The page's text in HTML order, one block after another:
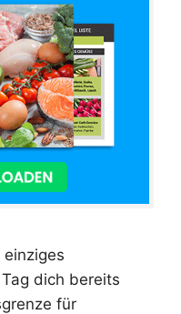
dich bereits
für